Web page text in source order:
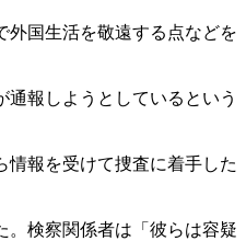
外国生活を敬遠する点などを
報しようとしているという
情報を受けて捜査に着手した
。検察関係者は「彼らは容疑